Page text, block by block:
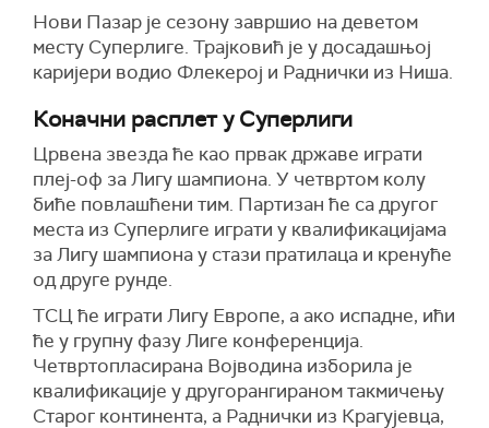
Нови Пазар је сезону завршио на деветом
месту Суперлиге. Трајковић је у досадашњој
каријери водио Флекерој и Раднички из Ниша.
Коначни расплет у Суперлиги
Црвена звезда ће као првак државе играти
плеј-оф за Лигу шампиона. У четвртом колу
биће повлашћени тим. Партизан ће са другог
места из Суперлиге играти у квалификацијама
за Лигу шампиона у стази пратилаца и кренуће
од друге рунде.
ТСЦ ће играти Лигу Европе, а ако испадне, ићи
ће у групну фазу Лиге конференција.
Четвртопласирана Војводина изборила је
квалификације у другорангираном такмичењу
Старог континента, а Раднички из Крагујевца,